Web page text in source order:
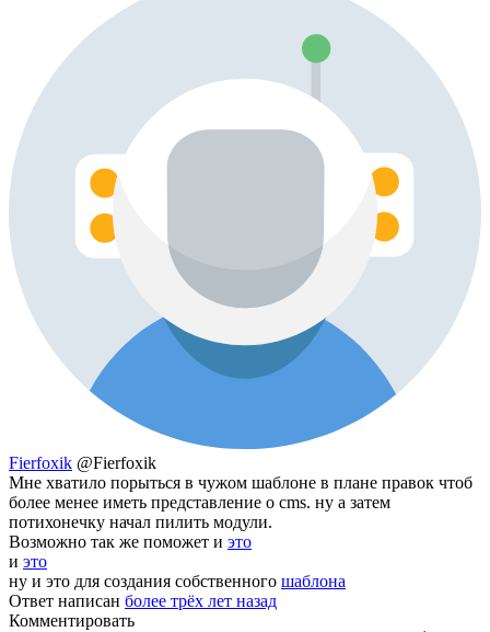
Fierfoxik @Fierfoxik
Мне хватило порыться в чужом шаблоне в плане правок чтоб
более менее иметь представление о cms. ну а затем
потихонечку начал пилить модули.
Возможно так же поможет и это
и это
ну и это для создания собственного шаблона
Ответ написан более трёх лет назад
Комментировать